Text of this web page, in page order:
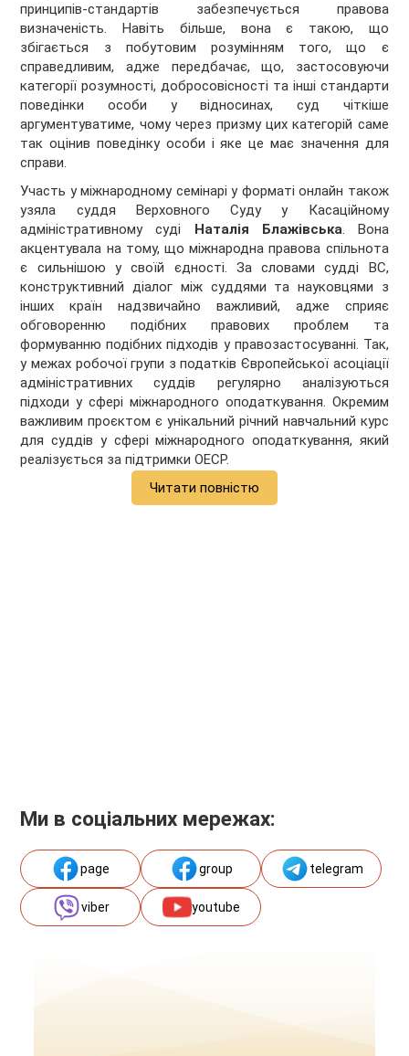
принципів-стандартів забезпечується правова
визначеність. Навіть більше, вона є такою, що
збігається з побутовим розумінням того, що є
справедливим, адже передбачає, що, застосовуючи
категорії розумності, добросовісності та інші стандарти
поведінки особи у відносинах, суд чіткіше
аргументуватиме, чому через призму цих категорій саме
так оцінив поведінку особи і яке це має значення для
справи.
Участь у міжнародному семінарі у форматі онлайн також
узяла суддя Верховного Суду у Касаційному
адміністративному суді Наталія Блажівська. Вона
акцентувала на тому, що міжнародна правова спільнота
є сильнішою у своїй єдності. За словами судді ВС,
конструктивний діалог між суддями та науковцями з
інших країн надзвичайно важливий, адже сприяє
обговоренню подібних правових проблем та
формуванню подібних підходів у правозастосуванні. Так,
у межах робочої групи з податків Європейської асоціації
адміністративних суддів регулярно аналізуються
підходи у сфері міжнародного оподаткування. Окремим
важливим проєктом є унікальний річний навчальний курс
для суддів у сфері міжнародного оподаткування, який
реалізується за підтримки ОЕСР.
Читати повністю
Ми в соціальних мережах:
page group telegram
viber youtube